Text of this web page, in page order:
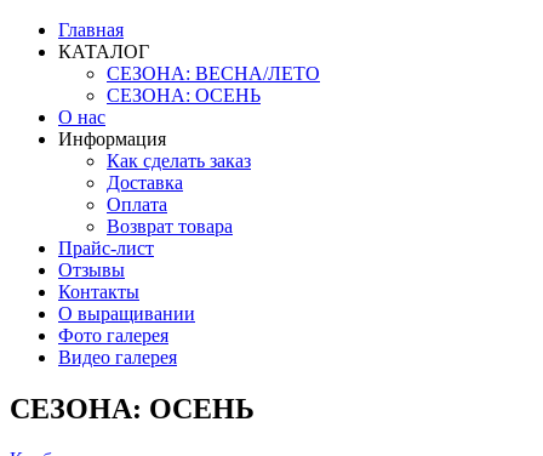
Главная
КАТАЛОГ
СЕЗОНА: ВЕСНА/ЛЕТО
СЕЗОНА: ОСЕНЬ
О нас
Информация
Как сделать заказ
Доставка
Оплата
Возврат товара
Прайс-лист
Отзывы
Контакты
О выращивании
Фото галерея
Видео галерея
СЕЗОНА: ОСЕНЬ